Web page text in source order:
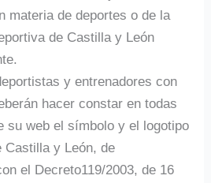
materia de deportes o de la
de Castilla y León
y entrenadores con
hacer constar en todas
su web el símbolo y el logotipo
Castilla y León, de
el Decreto119/2003, de 16